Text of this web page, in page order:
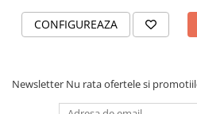
CONFIGUREAZA
Newsletter Nu rata ofertele si